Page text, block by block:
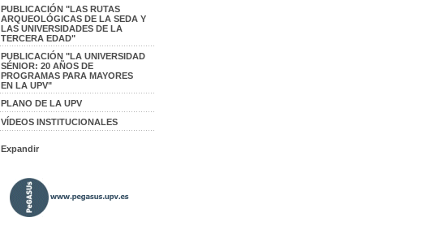
PUBLICACIÓN "LAS RUTAS
ARQUEOLÓGICAS DE LA SEDA Y
LAS UNIVERSIDADES DE LA
TERCERA EDAD"
PUBLICACIÓN "LA UNIVERSIDAD
SÉNIOR: 20 AÑOS DE
PROGRAMAS PARA MAYORES
EN LA UPV"
PLANO DE LA UPV
VÍDEOS INSTITUCIONALES
Expandir